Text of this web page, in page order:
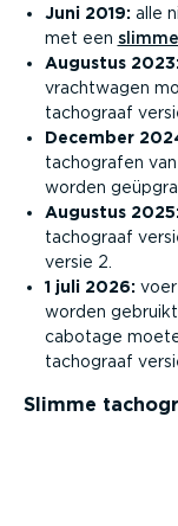
Juni 2019:alle
met een
Augustus
vrachtwagen
tachograaf
December
tachografen
worden
Augustus
tachograaf
versie 2.
1 juli 2026:
worden
cabotage
tachograaf
Slimme